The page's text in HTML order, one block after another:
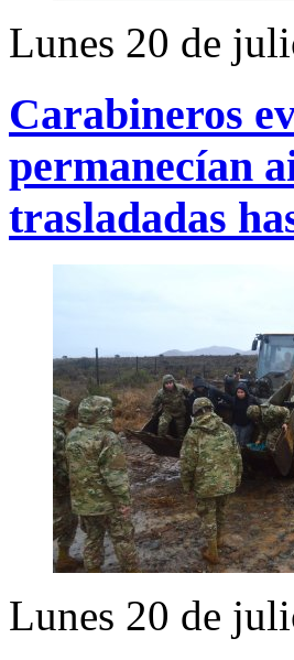
Lunes 20 de
Carabineros
permanecían
trasladadas
Lunes 20 de